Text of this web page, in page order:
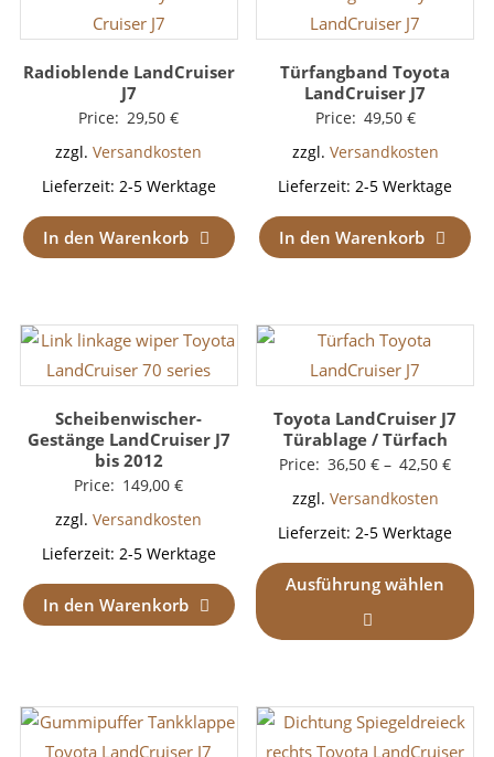
Radioblende LandCruiser
J7
Price: 29,50€
zzgl.Versandkosten
Lieferzeit: 2-5 Werktage
In den Warenkorb
Türfangband Toyota
LandCruiser J7
Price: 49,50 €
zzgl. Versandkosten
Lieferzeit:2-5 Werktage
In den Warenkorb
Scheibenwischer-
Gestänge LandCruiser J7
bis 2012
Price: 149,00€
zzgl.Versandkosten
Lieferzeit: 2-5 Werktage
In den Warenkorb
Toyota LandCruiser J7
Türablage / Türfach
Price: 36,50€ – 42,50€
zzgl. Versandkosten
Lieferzeit:2-5 Werktage
Ausführung wählen